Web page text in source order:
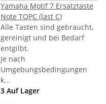
Yamaha Motif 7 Ersatztaste
Note TOPC (last C)
Alle Tasten sind gebraucht,
gereinigt und bei Bedarf
entgilbt.
Je nach
Umgebungsbedingungen
k...
3 Auf Lager